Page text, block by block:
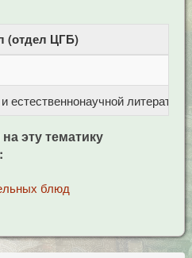
(отдел ЦГБ)
естественнонаучной литерат
эту тематику
блюд